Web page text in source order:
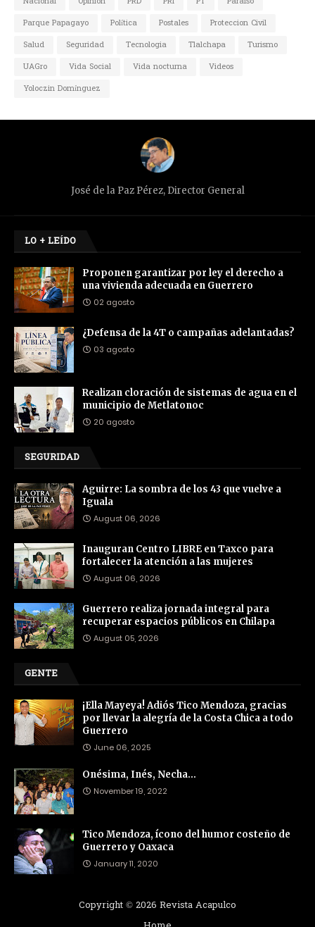
Parque Papagayo
Política Postales
Proteccion Civil
Salud
Seguridad Tecnologia Tlalchapa
Turismo
UAGro
Vida Social Vida nocturna
Videos
Yoloczin Domínguez
José de la Paz Pérez, Director General
LO + LEÍDO
Proponen garantizar por ley el derecho a
una vivienda adecuada en Guerrero
02 agosto
¿Defensa de la 4T o campañas adelantadas?
03 agosto
Realizan cloración de sistemas de agua en el
municipio de Metlatonoc
20 agosto
SEGURIDAD
Aguirre: La sombra de los 43 que vuelve a
Iguala
August 06, 2026
Inauguran Centro LIBRE en Taxco para
fortalecer la atención a las mujeres
August 06, 2026
Guerrero realiza jornada integral para
recuperar espacios públicos en Chilapa
August 05, 2026
GENTE
¡Ella Mayeya! Adiós Tico Mendoza, gracias
por llevar la alegría de la Costa Chica a todo
Guerrero
June 06, 2025
Onésima, Inés, Necha…
November 19, 2022
Tico Mendoza, ícono del humor costeño de
Guerrero y Oaxaca
January 11, 2020
Copyright © 2026 Revista Acapulco